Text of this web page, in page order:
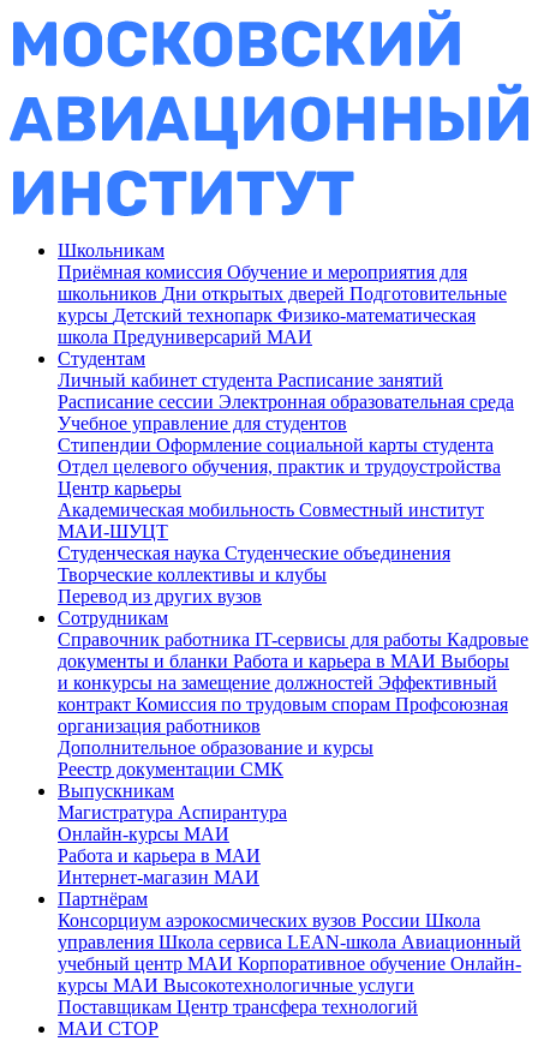
Школьникам
Приёмная комиссия Обучение и мероприятия для
школьников Дни открытых дверей Подготовительные
курсы Детский технопарк Физико-математическая
школа Предуниверсарий МАИ
Студентам
Личный кабинет студента Расписание занятий
Расписание сессии Электронная образовательная среда
Учебное управление для студентов
Стипендии Оформление социальной карты студента
Отдел целевого обучения, практик и трудоустройства
Центр карьеры
Академическая мобильность Совместный институт
МАИ-ШУЦТ
Студенческая наука Студенческие объединения
Творческие коллективы и клубы
Перевод из других вузов
Сотрудникам
Cправочник работника IT-сервисы для работы Кадровые
документы и бланки Работа и карьера в МАИ Выборы
и конкурсы на замещение должностей Эффективный
контракт Комиссия по трудовым спорам Профсоюзная
организация работников
Дополнительное образование и курсы
Реестр документации СМК
Выпускникам
Магистратура Аспирантура
Онлайн-курсы МАИ
Работа и карьера в МАИ
Интернет-магазин МАИ
Партнёрам
Консорциум аэрокосмических вузов России Школа
управления Школа сервиса LEAN-школа Авиационный
учебный центр МАИ Корпоративное обучение Онлайн-
курсы МАИ Высокотехнологичные услуги
Поставщикам Центр трансфера технологий
МАИ СТОР